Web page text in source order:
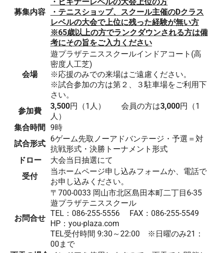
募集内容
・ビギナーレベルの大会上位の方
・テニスショップ、スクール主催のDクラス
レベルの大会で上位に残った経験が無い方
※65歳以上の方でランクダウンされる方は備
考にその旨をご入力ください
会場
遊プラザテニススクールインドアコート(高
密度人工芝)
※応援のみでの来場はご遠慮ください。
※試合参加の方は第２、３駐車場をご利用下
さい。
参加費
3,500円（1人） 会員の方は3,000円（1
人）
集合時間
9時
試合形式
6ゲーム先取ノーアドバンテージ・予選＝対
抗戦形式・決勝トーナメント形式
ドロー
大会当日抽選にて
受付
当ホームページ申し込みフォームか、電話で
お申し込みください。
お問合せ
〒700-0033 岡山市北区島田本町二丁目6-35
遊プラザテニススクール
TEL：086-255-5556 FAX：086-255-5549
HP：you-plaza.com
TEL受付時間 9:30～22:00 ※日曜のみ21：
00まで